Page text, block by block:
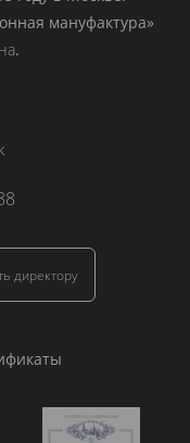
мануфактура»
.
директору